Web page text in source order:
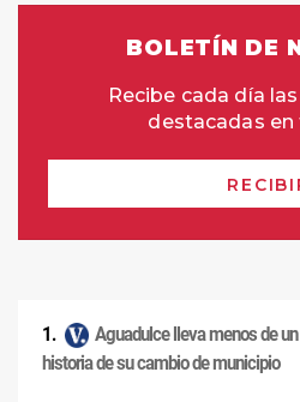
Aguadulce lleva menos de
historia de su cambio de municipio